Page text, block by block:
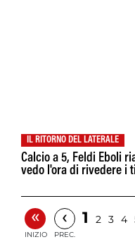
IL RITORNO DEL LATERALE
Calcio a 5, Feldi Eboli
vedo l'ora di rivedere i
«
INIZIO
‹
PREC.
1 2 3 4